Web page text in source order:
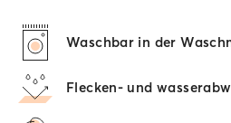
Waschbar in der
Flecken- und